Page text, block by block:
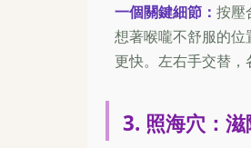
一個關鍵細節： 按壓
想著喉嚨不舒服的
更快。左右手交替，
3. 照海穴：